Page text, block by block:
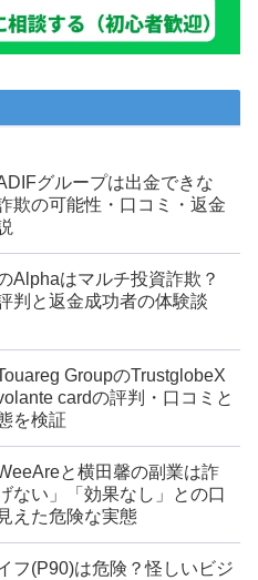
グループは出金できな
欺の可能性・口コミ・返金
Alphaはマルチ投資詐欺？
判と返金成功者の体験談
GroupのTrustglobeX
cardの評判・口コミと
を検証
と横田馨の副業は詐
ない」「効果なし」との口
えた危険な実態
フ(P90)は危険？怪しいビジ